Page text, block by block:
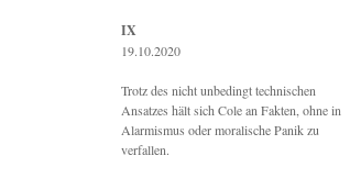
IX
19.10.2020
Trotz des nicht unbedingt technischen
Ansatzes hält sich Cole an Fakten, ohne in
Alarmismus oder moralische Panik zu
verfallen.